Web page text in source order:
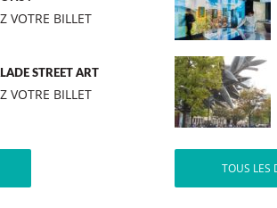
VOTRE BILLET
STREET ART
VOTRE BILLET
TOUS LES